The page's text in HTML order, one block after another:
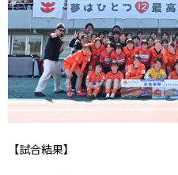
【試合結果】